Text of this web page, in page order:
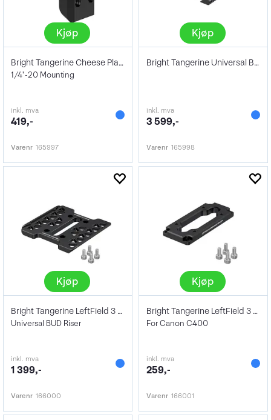
Kjøp
Bright Tangerine Cheese Plate Adapter
1/4"-20 Mounting
inkl. mva
419,-
Varenr 165997
Kjøp
Bright Tangerine Universal BUD Plate
inkl. mva
3 599,-
Varenr 165998
Kjøp
Bright Tangerine LeftField 3 BUD Riser
Universal BUD Riser
inkl. mva
1 399,-
Varenr 166000
Kjøp
Bright Tangerine LeftField 3 BUD Spacer
For Canon C400
inkl. mva
259,-
Varenr 166001